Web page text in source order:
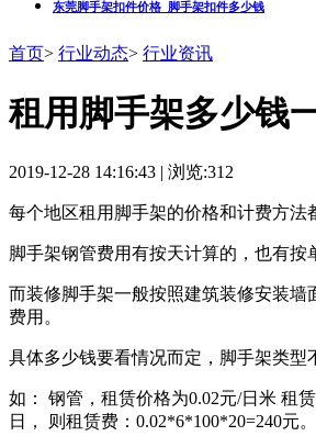
东莞脚手架扣件价格_脚手架扣件多少钱
首页> 行业动态> 行业资讯
租用脚手架多少钱
2019-12-28 14:16:43 | 浏览:312
每个地区租用脚手架的价格和计费方法
脚手架钢管费用有按天计算的，也有按
而装修脚手架一般按照建筑装修安装墙
费用。
具体多少钱要看情况而定，脚手架类型
如： 钢管，租赁价格为0.02元/日米 租
日， 则租赁费：0.02*6*100*20=240元。